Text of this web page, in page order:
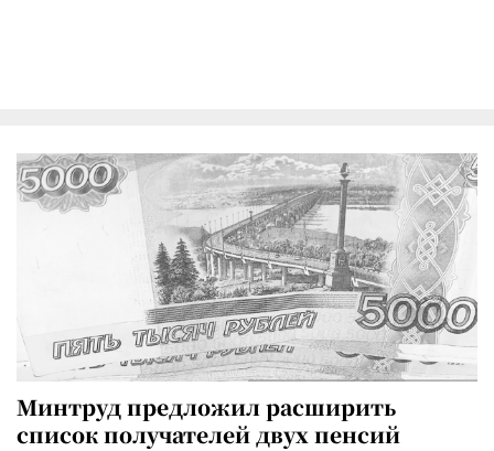
Минтруд предложил расширить
список получателей двух пенсий